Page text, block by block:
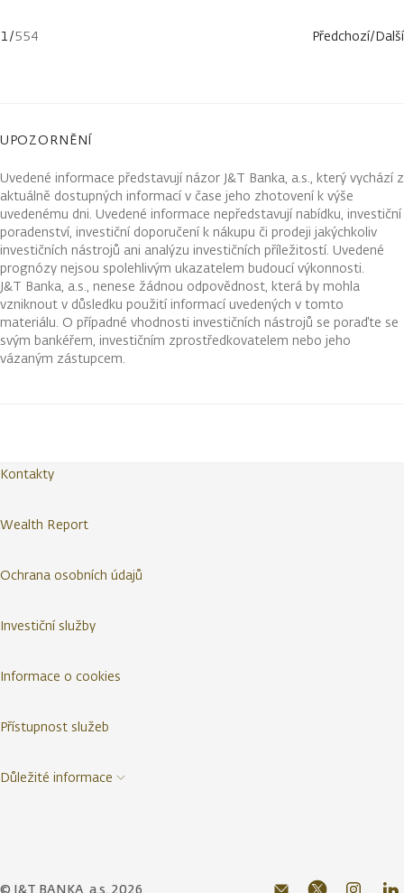
1/554 Předchozí/Další
UPOZORNĚNÍ
Uvedené informace představují názor J&T Banka, a.s., který vychází z
aktuálně dostupných informací v čase jeho zhotovení k výše
uvedenému dni. Uvedené informace nepředstavují nabídku, investiční
poradenství, investiční doporučení k nákupu či prodeji jakýchkoliv
investičních nástrojů ani analýzu investičních příležitostí. Uvedené
prognózy nejsou spolehlivým ukazatelem budoucí výkonnosti.
J&T Banka, a.s., nenese žádnou odpovědnost, která by mohla
vzniknout v důsledku použití informací uvedených v tomto
materiálu. O případné vhodnosti investičních nástrojů se poraďte se
svým bankéřem, investičním zprostředkovatelem nebo jeho
vázaným zástupcem.
© J&T BANKA, a.s. 2026
Kontakty
Wealth Report
Ochrana osobních údajů
Investiční služby
Informace o cookies
Přístupnost služeb
Důležité informace